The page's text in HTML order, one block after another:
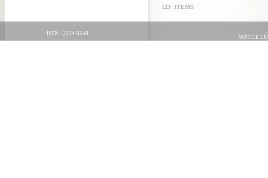
123 ITEMS
ISSN : 2034-9548
NOTICE